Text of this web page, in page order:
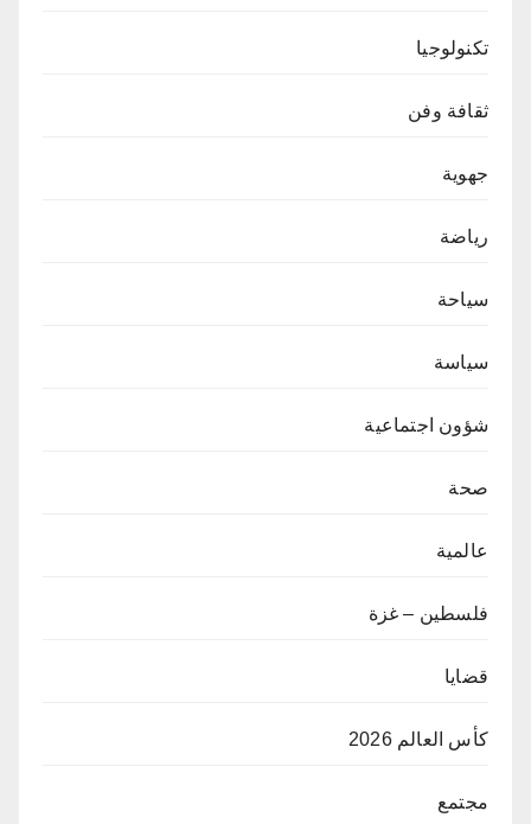
تكنولوجيا
ثقافة وفن
جهوية
رياضة
سياحة
سياسة
شؤون اجتماعية
صحة
عالمية
فلسطين – غزة
قضايا
كأس العالم 2026
مجتمع